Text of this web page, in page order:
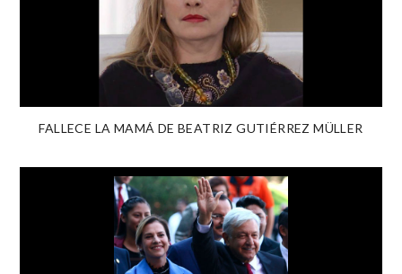
FALLECE LA MAMÁ DE BEATRIZ GUTIÉRREZ MÜLLER